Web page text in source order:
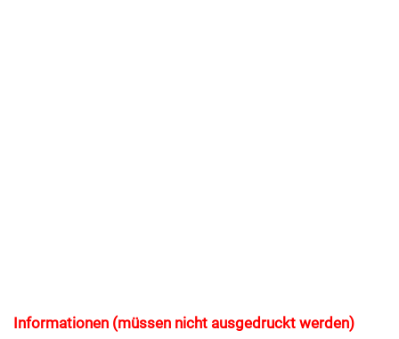
Informationen (müssen nicht ausgedruckt werden)